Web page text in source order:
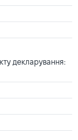
декларування: